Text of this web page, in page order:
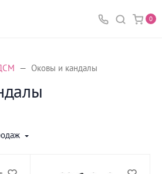
0
Оковы и кандалы